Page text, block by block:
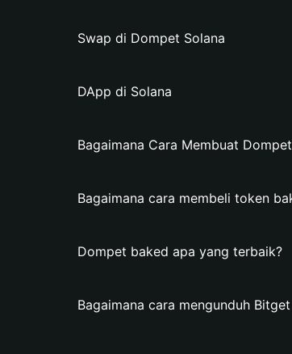
Swap di Dompet Solana
DApp di Solana
Bagaimana Cara Membuat
Bagaimana cara membeli token
Dompet baked apa yang terbaik?
Bagaimana cara mengunduh